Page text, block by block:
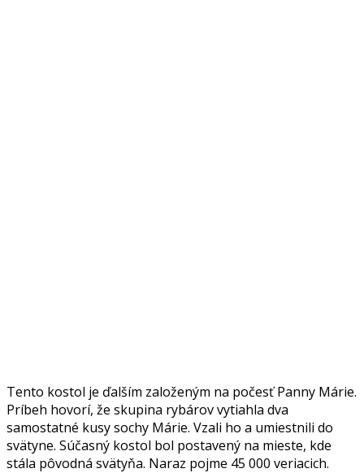
Tento kostol je ďalším založeným na počesť Panny Márie.
Príbeh hovorí, že skupina rybárov vytiahla dva
samostatné kusy sochy Márie. Vzali ho a umiestnili do
svätyne. Súčasný kostol bol postavený na mieste, kde
stála pôvodná svätyňa. Naraz pojme 45 000 veriacich.